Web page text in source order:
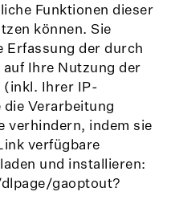
Funktionen dieser
können. Sie
Erfassung der durch
Ihre Nutzung der
(inkl. Ihrer IP-
Verarbeitung
verhindern, indem sie
verfügbare
und installieren:
gaoptout?